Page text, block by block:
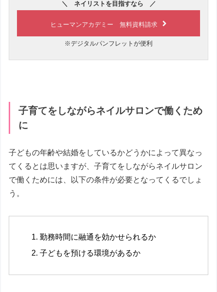
＼ ネイリストを目指すなら ／
ヒューマンアカデミー 無料資料請求
※デジタルパンフレットが便利
子育てをしながらネイルサロンで働くため
に
子どもの年齢や結婚をしているかどうかによって異なっ
てくるとは思いますが、子育てをしながらネイルサロン
で働くためには、以下の条件が必要となってくるでしょ
う。
勤務時間に融通を効かせられるか
子どもを預ける環境があるか